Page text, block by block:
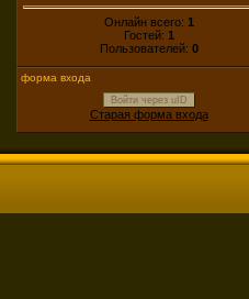
Онлайн всего: 1
Гостей: 1
Пользователей: 0
форма входа
Войти через uID
Старая форма входа